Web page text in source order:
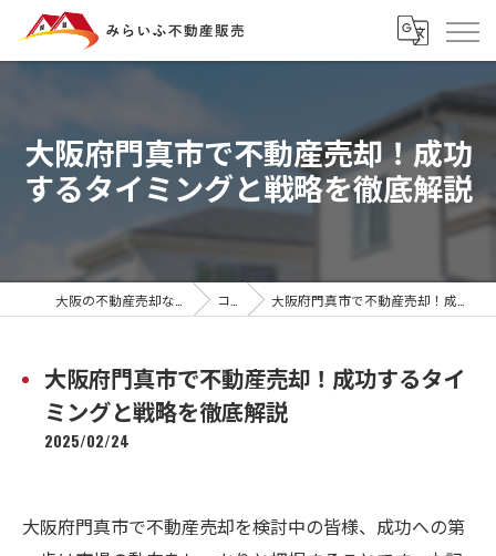
大阪府門真市で不動産売却！成功
するタイミングと戦略を徹底解説
コラム 大阪府門真市で不動産売却！成功するタイミングと戦略を徹底解説
大阪府門真市で不動産売却！成功するタイ
ミングと戦略を徹底解説
2025/02/24
大阪府門真市で不動産売却を検討中の皆様、成功への第